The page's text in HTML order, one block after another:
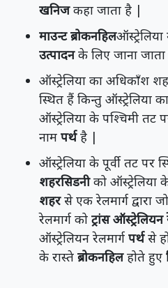
खनिजकहा जाता है |
माउन्ट ब्रोकनहिल
उत्पादनके लिए जाना
ऑस्ट्रेलिया का अधिकाँश
स्थित हैं किन्तु ऑस्ट्रेलिया
ऑस्ट्रेलिया के पश्चिमी तट
नाम पर्थहै |
ऑस्ट्रेलिया के पूर्वी तट पर
शहरसिडनीको ऑस्ट्रेलिया
शहरसे एक रेलमार्ग द्वारा
रेलमार्ग को ट्रांस ऑस्ट्रेलियन
ऑस्ट्रेलियन रेलमार्ग पर्थसे
के रास्ते ब्रोकनहिलहोते हुए